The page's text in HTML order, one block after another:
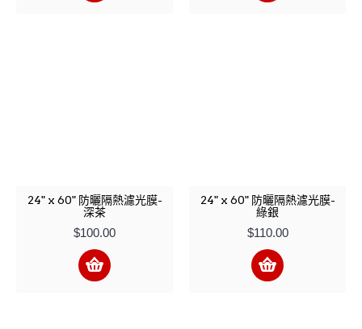
24" x 60" 防曬隔熱濾光膜-
深茶
$100.00
24" x 60" 防曬隔熱濾光膜-
綠銀
$110.00